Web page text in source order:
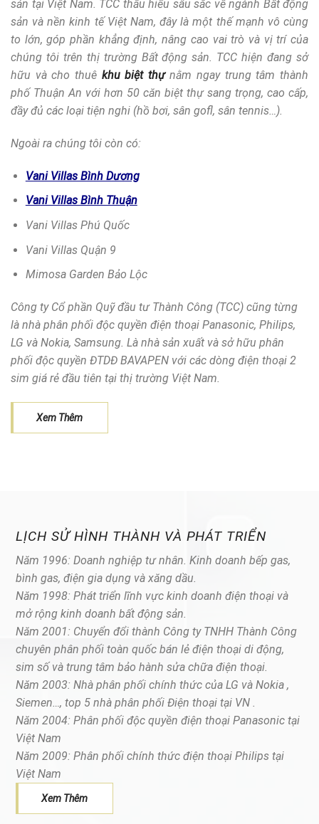
sản tại Việt Nam. TCC thấu hiểu sâu sắc về ngành Bất động
sản và nền kinh tế Việt Nam, đây là một thế mạnh vô cùng
to lớn, góp phần khẳng định, nâng cao vai trò và vị trí của
chúng tôi trên thị trường Bất động sản. TCC hiện đang sở
hữu và cho thuê khu biệt thựnằm ngay trung tâm thành
phố Thuận An với hơn 50 căn biệt thự sang trọng, cao cấp,
đầy đủ các loại tiện nghi (hồ bơi, sân gofl, sân tennis…).
Ngoài ra chúng tôi còn có:
Vani Villas Bình Dương
Vani Villas Bình Thuận
Vani Villas Phú Quốc
Vani Villas Quận 9
Mimosa Garden Bảo Lộc
Công ty Cổ phần Quỹ đầu tư Thành Công (TCC) cũng từng
là nhà phân phối độc quyền điện thoại Panasonic, Philips,
LG và Nokia, Samsung. Là nhà sản xuất và sở hữu phân
phối độc quyền ĐTDĐ BAVAPEN với các dòng điện thoại 2
sim giá rẻ đầu tiên tại thị trường Việt Nam.
Xem Thêm
LỊCH SỬ HÌNH THÀNH VÀ PHÁT TRIỂN
Năm 1996:Doanh nghiệp tư nhân. Kinh doanh bếp gas,
bình gas, điện gia dụng và xăng dầu.
Năm 1998:Phát triển lĩnh vực kinh doanh điện thoại và
mở rộng kinh doanh bất động sản.
Năm 2001: Chuyển đổi thành Công ty TNHH Thành Công
chuyên phân phối toàn quốc bán lẻ điện thoại di động,
sim số và trung tâm bảo hành sửa chữa điện thoại.
Năm 2003: Nhà phân phối chính thức của LG và Nokia ,
Siemen…, top 5 nhà phân phối Điện thoại tại VN
Năm 2004: Phân phối độc quyền điện thoại Panasonic tại
Việt Nam
Năm 2009:Phân phối chính thức điện thoại Philips tại
Việt Nam
Xem Thêm